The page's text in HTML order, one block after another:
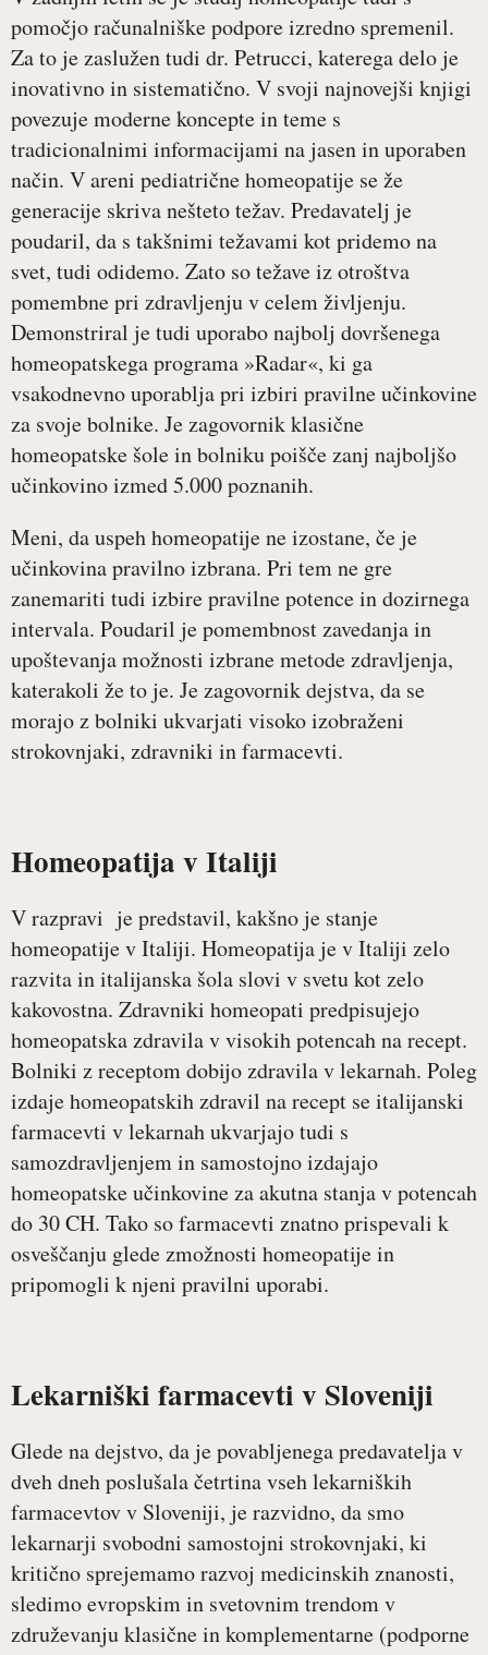
pomočjo računalniške podpore izredno spremenil.
Za to je zaslužen tudi dr. Petrucci, katerega delo je
inovativno in sistematično. V svoji najnovejši knjigi
povezuje moderne koncepte in teme s
tradicionalnimi informacijami na jasen in uporaben
način. V areni pediatrične homeopatije se že
generacije skriva nešteto težav. Predavatelj je
poudaril, da s takšnimi težavami kot pridemo na
svet, tudi odidemo. Zato so težave iz otroštva
pomembne pri zdravljenju v celem življenju.
Demonstriral je tudi uporabo najbolj dovršenega
homeopatskega programa »Radar«, ki ga
vsakodnevno uporablja pri izbiri pravilne učinkovine
za svoje bolnike. Je zagovornik klasične
homeopatske šole in bolniku poišče zanj najboljšo
učinkovino izmed 5.000 poznanih.
Meni, da uspeh homeopatije ne izostane, če je
učinkovina pravilno izbrana. Pri tem ne gre
zanemariti tudi izbire pravilne potence in dozirnega
intervala. Poudaril je pomembnost zavedanja in
upoštevanja možnosti izbrane metode zdravljenja,
katerakoli že to je. Je zagovornik dejstva, da se
morajo z bolniki ukvarjati visoko izobraženi
strokovnjaki, zdravniki in farmacevti.
Homeopatija v Italiji
V razpravi je predstavil, kakšno je stanje
homeopatije v Italiji. Homeopatija je v Italiji zelo
razvita in italijanska šola slovi v svetu kot zelo
kakovostna. Zdravniki homeopati predpisujejo
homeopatska zdravila v visokih potencah na recept.
Bolniki z receptom dobijo zdravila v lekarnah. Poleg
izdaje homeopatskih zdravil na recept se italijanski
farmacevti v lekarnah ukvarjajo tudi s
samozdravljenjem in samostojno izdajajo
homeopatske učinkovine za akutna stanja v potencah
do 30 CH. Tako so farmacevti znatno prispevali k
osveščanju glede zmožnosti homeopatije in
pripomogli k njeni pravilni uporabi.
Lekarniški farmacevti v Sloveniji
Glede na dejstvo, da je povabljenega predavatelja v
dveh dneh poslušala četrtina vseh lekarniških
farmacevtov v Sloveniji, je razvidno, da smo
lekarnarji svobodni samostojni strokovnjaki, ki
kritično sprejemamo razvoj medicinskih znanosti,
sledimo evropskim in svetovnim trendom v
združevanju klasične in komplementarne (podporne